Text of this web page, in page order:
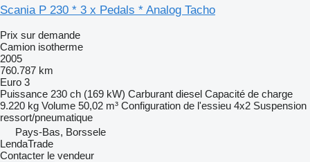
Scania P 230 * 3 x Pedals * Analog Tacho
Prix sur demande
Camion isotherme
2005
760.787 km
Euro 3
Puissance 230 ch (169 kW) Carburant diesel Capacité de charge
9.220 kg Volume 50,02 m³ Configuration de l'essieu 4x2 Suspension
ressort/pneumatique
Pays-Bas, Borssele
LendaTrade
Contacter le vendeur